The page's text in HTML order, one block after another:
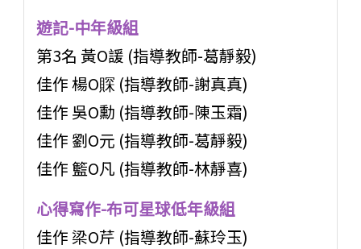
遊記-中年級組
第3名 黃O諼 (指導教師-葛靜毅)
佳作 楊O賝 (指導教師-謝真真)
佳作 吳O勳 (指導教師-陳玉霜)
佳作 劉O元 (指導教師-葛靜毅)
佳作 籃O凡 (指導教師-林靜喜)
心得寫作-布可星球低年級組
佳作 梁O芹 (指導教師-蘇玲玉)